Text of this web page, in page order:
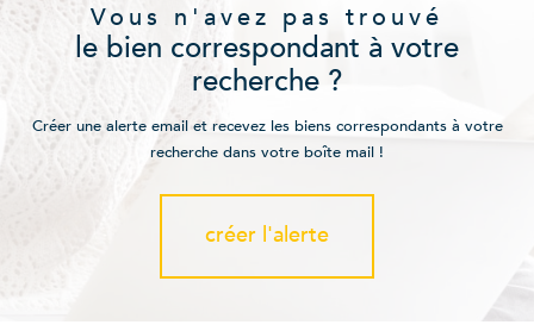
Vous n'avez pas trouvé
le bien correspondant à votre
recherche ?
Créer une alerte email et recevez les biens correspondants à votre
recherche dans votre boîte mail !
créer l'alerte